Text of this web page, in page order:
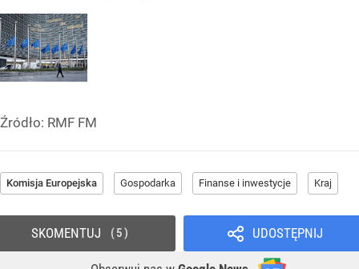
Źródło: RMF FM
Komisja Europejska Gospodarka Finanse i inwestycje Kraj
UDOSTĘPNIJ
SKOMENTUJ 5